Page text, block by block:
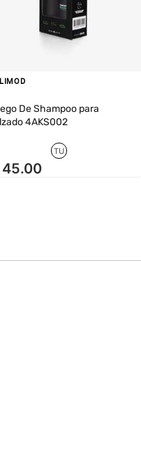
De Shampoo para
4AKS002
TU
45.00